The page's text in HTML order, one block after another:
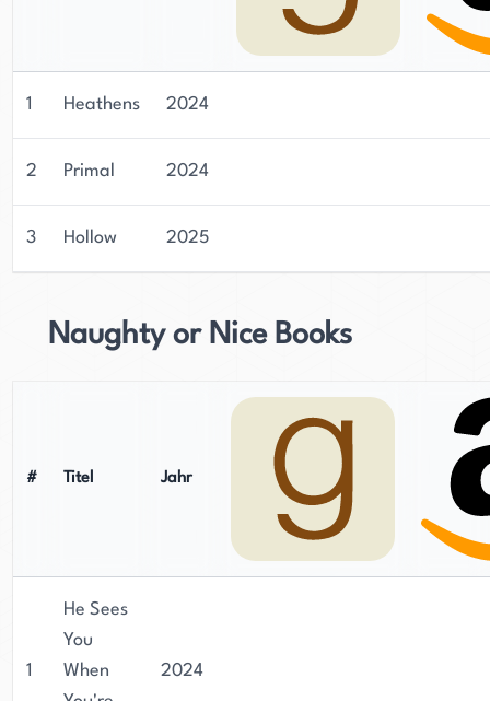
1 Heathens 2024
2 Primal 2024
3 Hollow 2025
Naughty or Nice Books
# Titel Jahr
1
He Sees
You
When
2024